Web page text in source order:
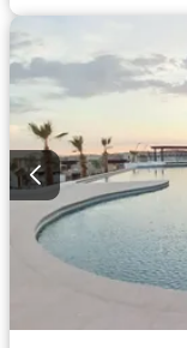
Vista panorámica